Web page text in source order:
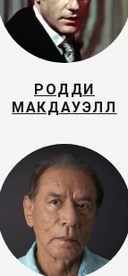
РОДДИ
МАКДАУЭЛЛ